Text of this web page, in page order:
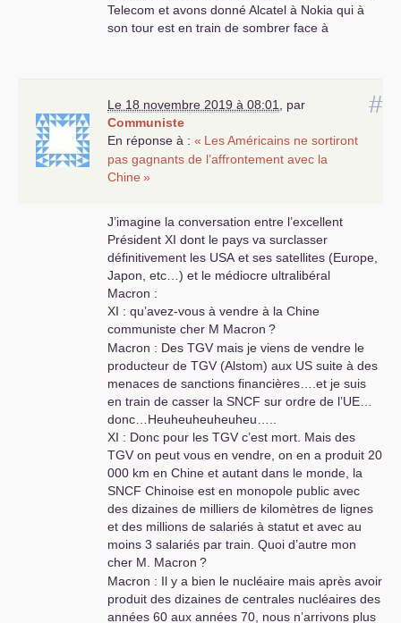
Telecom et avons donné Alcatel à Nokia qui à
son tour est en train de sombrer face à
France a besoin et l’un de nos 3 opérateurs
télécoms publics géants comme China Mobile
ou China Telecom, qui emploient plus de 1
million de salariés à statut, sur un seul réseau
piloté par l’Etat communiste peuvent vous
M. Macron?
Macron : Il y a bien les Airbus? Alors là je suis
sûr de moi!
Xi : vous avez raison! D’ailleurs une grande
partie des Airbus sont maintenant produits en
Chine communiste, ce qui nous a permis de
créer notre propre industrie aéronautique en
sortant nos propres avions made in China! Quoi
d’autres cher M. Macron?
Macron : Il y a bien le foie gras, les 400
fromages, le Champagne, le Cognac/Armagnac
et les Grands vins de Bourgogne et du
Bordelais, ainsi que les parfums et la haute
couture, et notre pays est le N°1 en terme
touristique.
Xi : Là je suis d’accord et nous avons racheté de
nombreux grands châteaux ainsi que Club Med
comme des milliers d’hectares de terres en
France, et des millions de touristes Chinois
viennent en France.
Macron : donc tout va bien! Et vive l’Europe qui
nous a permis de développer la concurrence
#
Le 18 novembre 2019 à 08:01
par
Communiste
En réponse à : « Les Américains ne sortiront
pas gagnants de l’affrontement avec la
Chine »
J’imagine la conversation entre l’excellent
Président XI dont le pays va surclasser
définitivement les USA et ses satellites (Europe,
Japon, etc…) et le médiocre ultralibéral
Macron :
XI : qu’avez-vous à vendre à la Chine
communiste cher M Macron ?
Macron : Des TGV mais je viens de vendre le
producteur de TGV (Alstom) aux US suite à des
menaces de sanctions financières….et je suis
en train de casser la SNCF sur ordre de l’UE
donc…Heuheuheuheuheu…..
XI : Donc pour les TGV c’est mort. Mais des
TGV on peut vous en vendre, on en a produit 20
000 km en Chine et autant dans le monde, la
SNCF Chinoise est en monopole public avec
des dizaines de milliers de kilomètres de lignes
et des millions de salariés à statut et avec au
moins 3 salariés par train. Quoi d’autre mon
cher M. Macron ?
Macron : Il y a bien le nucléaire mais après avoir
produit des dizaines de centrales nucléaires des
années 60 aux années 70, nous n’arrivons plus